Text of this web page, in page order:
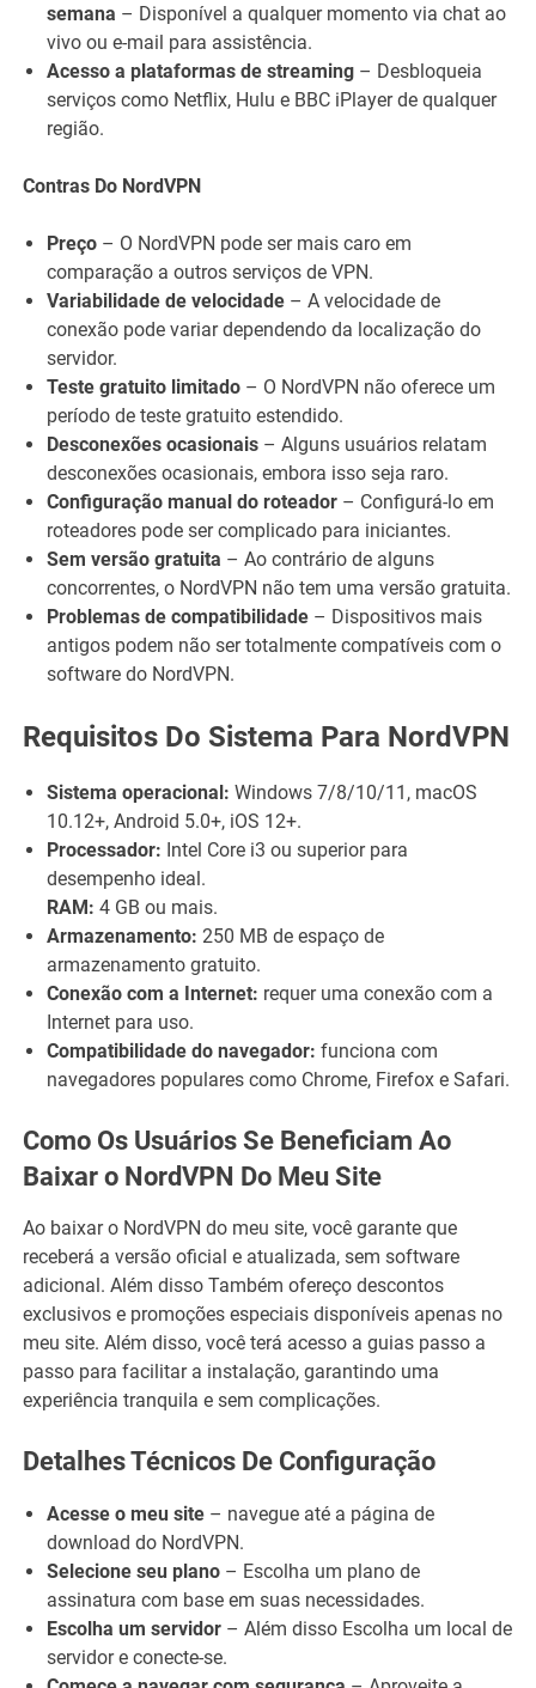
semana – Disponível a qualquer momento via chat ao
vivo ou e-mail para assistência.
Acesso a plataformas de streaming – Desbloqueia
serviços como Netflix, Hulu e BBC iPlayer de qualquer
região.
Contras Do NordVPN
Preço – O NordVPN pode ser mais caro em
comparação a outros serviços de VPN.
Variabilidade de velocidade – A velocidade de
conexão pode variar dependendo da localização do
servidor.
Teste gratuito limitado – O NordVPN não oferece um
período de teste gratuito estendido.
Desconexões ocasionais – Alguns usuários relatam
desconexões ocasionais, embora isso seja raro.
Configuração manual do roteador – Configurá-lo em
roteadores pode ser complicado para iniciantes.
Sem versão gratuita – Ao contrário de alguns
concorrentes, o NordVPN não tem uma versão gratuita.
Problemas de compatibilidade – Dispositivos mais
antigos podem não ser totalmente compatíveis com o
software do NordVPN.
Requisitos Do Sistema Para NordVPN
Sistema operacional: Windows 7/8/10/11, macOS
10.12+, Android 5.0+, iOS 12+.
Processador: Intel Core i3 ou superior para
desempenho ideal.
RAM: 4 GB ou mais.
Armazenamento: 250 MB de espaço de
armazenamento gratuito.
Conexão com a Internet: requer uma conexão com a
Internet para uso.
Compatibilidade do navegador: funciona com
navegadores populares como Chrome, Firefox e Safari.
Como Os Usuários Se Beneficiam Ao
Baixar o NordVPN Do Meu Site
Ao baixar o NordVPN do meu site, você garante que
receberá a versão oficial e atualizada, sem software
adicional. Além disso Também ofereço descontos
exclusivos e promoções especiais disponíveis apenas no
meu site. Além disso, você terá acesso a guias passo a
passo para facilitar a instalação, garantindo uma
experiência tranquila e sem complicações.
Detalhes Técnicos De Configuração
Acesse o meu site – navegue até a página de
download do NordVPN.
Selecione seu plano – Escolha um plano de
assinatura com base em suas necessidades.
Escolha um servidor – Além disso Escolha um local de
servidor e conecte-se.